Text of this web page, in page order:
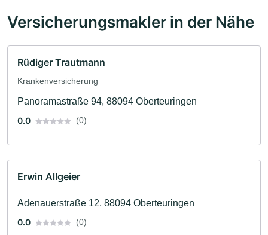
Versicherungsmakler in der Nähe
Rüdiger Trautmann
Krankenversicherung
Panoramastraße 94, 88094 Oberteuringen
0.0
(0)
Erwin Allgeier
Adenauerstraße 12, 88094 Oberteuringen
0.0
(0)